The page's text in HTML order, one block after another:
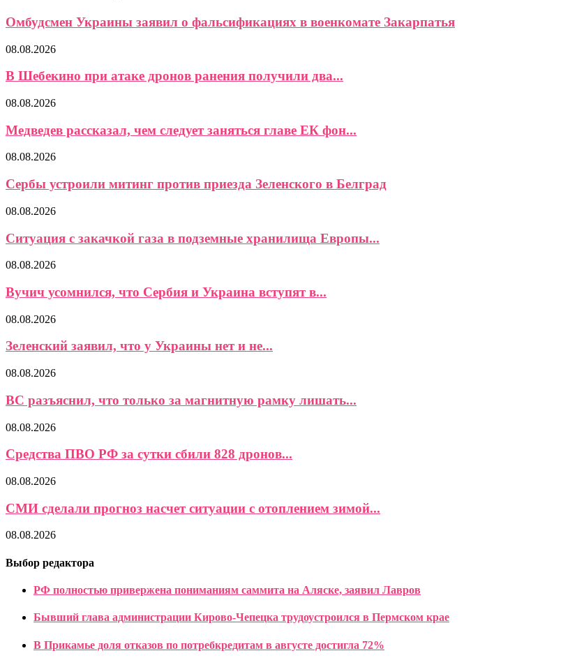
Омбудсмен Украины заявил о фальсификациях в военкомате Закарпатья
08.08.2026
В Шебекино при атаке дронов ранения получили два...
08.08.2026
Медведев рассказал, чем следует заняться главе ЕК фон...
08.08.2026
Сербы устроили митинг против приезда Зеленского в Белград
08.08.2026
Ситуация с закачкой газа в подземные хранилища Европы...
08.08.2026
Вучич усомнился, что Сербия и Украина вступят в...
08.08.2026
Зеленский заявил, что у Украины нет и не...
08.08.2026
ВС разъяснил, что только за магнитную рамку лишать...
08.08.2026
Средства ПВО РФ за сутки сбили 828 дронов...
08.08.2026
СМИ сделали прогноз насчет ситуации с отоплением зимой...
08.08.2026
Выбор редактора
РФ полностью привержена пониманиям саммита на Аляске, заявил Лавров
Бывший глава администрации Кирово-Чепецка трудоустроился в Пермском крае
В Прикамье доля отказов по потребкредитам в августе достигла 72%